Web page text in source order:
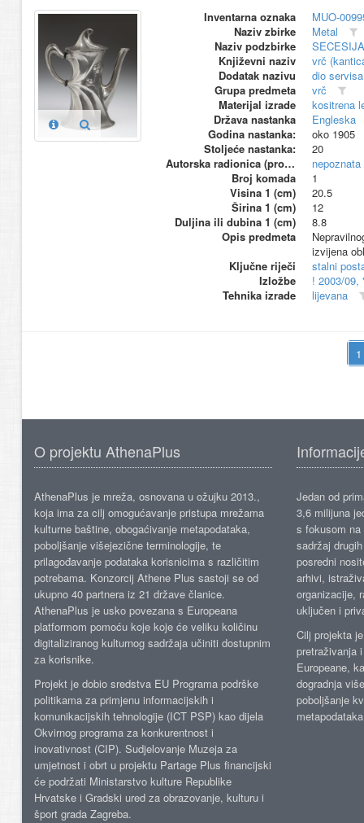
Inventarna oznaka
MUO-
Naziv zbirke
Metal
Naziv podzbirke
SECESIJA
Književni naziv
vrč
Dodatak nazivu
dio
Grupa predmeta
vrč
Materijal izrade
kositrena
Država nastanka
Engleska
Godina nastanka:
oko 1905
Stoljeće nastanka:
20
Autorska radionica (proizvođač)
nepoznata
Broj komada
1
Visina 1 (cm)
20.5
Širina 1 (cm)
12
Duljina ili dubina 1 (cm)
8.8
Opis predmeta
izvijena
Ključne riječi
stalni
Izložbe
! 2003/09,
Tehnika izrade
lijevana
O projektu AthenaPlus
AthenaPlus je mreža, osnovana u ožujku 2013.,
koja ima za cilj omogućavanje pristupa mrežama
kulturne baštine, obogaćivanje metapodataka,
poboljšanje višejezične terminologije, te
prilagođavanje podataka korisnicima s različitim
potrebama. Konzorcij Athene Plus sastoji se od
ukupno 40 partnera iz 21 države članice.
AthenaPlus je usko povezana s Europeana
platformom pomoću koje koje će veliku količinu
digitaliziranog kulturnog sadržaja učiniti dostupnim
za korisnike.
Projekt je dobio sredstva EU Programa podrške
politikama za primjenu informacijskih i
komunikacijskih tehnologije (ICT PSP) kao dijela
Okvirnog programa za konkurentnost i
inovativnost (CIP). Sudjelovanje Muzeja za
umjetnost i obrt u projektu Partage Plus financijski
će podržati Ministarstvo kulture Republike
Hrvatske i Gradski ured za obrazovanje, kulturu i
šport grada Zagreba.
Jedan od
3,6 milijuna
s fokusom
sadržaj
posredni
arhivi,
organizacije,
uključen i
Cilj projekta
pretraživanja
Europeane,
dogradnja
poboljšanje